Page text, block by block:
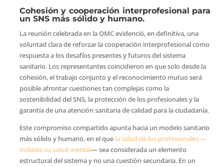
Cohesión y cooperación interprofesional para
un SNS más sólido y humano.
La reunión celebrada en la OMC evidenció, en definitiva, una
voluntad clara de reforzar la cooperación interprofesional como
respuesta a los desafíos presentes y futuros del sistema
sanitario. Los representantes coincidieron en que solo desde la
cohesión, el trabajo conjunto y el reconocimiento mutuo será
posible afrontar cuestiones tan complejas como la
sostenibilidad del SNS, la protección de los profesionales y la
garantía de una atención sanitaria de calidad para la ciudadanía.
Este compromiso compartido apunta hacia un modelo sanitario
más sólido y humano, en el que la salud de los profesionales —
incluida su salud mental— sea considerada un elemento
estructural del sistema y no una cuestión secundaria. En un